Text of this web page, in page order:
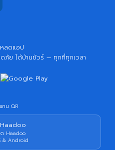
ลดแอป
ภัย ได้บ้านชัวร์ — ทุกที่ทุกเวลา
กน QR
ด Haadoo
& Android